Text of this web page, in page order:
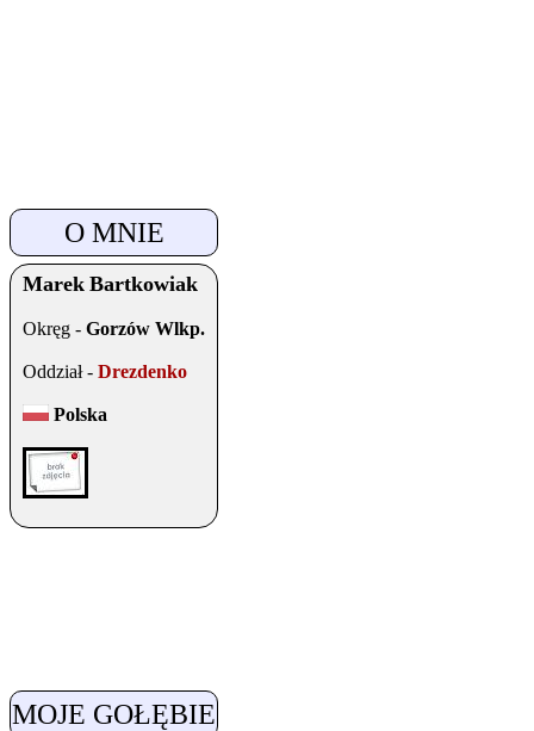
O MNIE
Marek Bartkowiak
Okręg - Gorzów Wlkp.
Oddział - Drezdenko
Polska
MOJE GOŁĘBIE